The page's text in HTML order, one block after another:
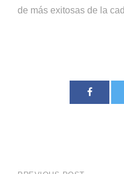
de más exitosas de la